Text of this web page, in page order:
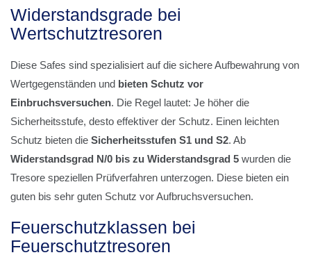
Widerstandsgrade bei
Wertschutztresoren
Diese Safes sind spezialisiert auf die sichere Aufbewahrung von
Wertgegenständen und bieten Schutz vor
Einbruchsversuchen. Die Regel lautet: Je höher die
Sicherheitsstufe, desto effektiver der Schutz. Einen leichten
Schutz bieten die Sicherheitsstufen S1 und S2. Ab
Widerstandsgrad N/0 bis zu Widerstandsgrad 5 wurden die
Tresore speziellen Prüfverfahren unterzogen. Diese bieten ein
guten bis sehr guten Schutz vor Aufbruchsversuchen.
Feuerschutzklassen bei
Feuerschutztresoren